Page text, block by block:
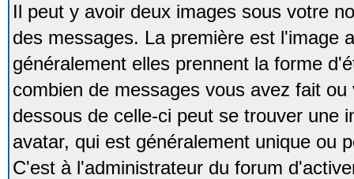
Il peut y avoir deux images sous votre
des messages. La première est l'image
généralement elles prennent la forme
combien de messages vous avez fait
dessous de celle-ci peut se trouver une
avatar, qui est généralement unique ou
C'est à l'administrateur du forum